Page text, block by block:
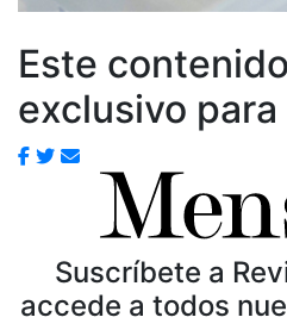
Este
exclusivo
Suscríbete a
accede a todos